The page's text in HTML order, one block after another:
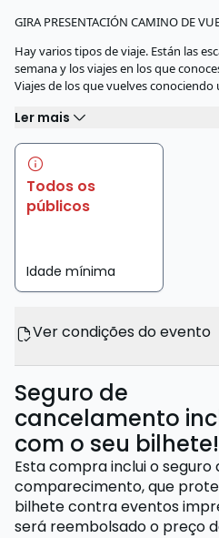
GIRA PRESENTACIÓN CAMINO DE
Hay varios tipos de viaje. Están las
semana y los viajes en los que
Viajes de los que vuelves
Ler mais
Todos os
públicos
Idade mínima
Ver condições do evento
Seguro de
cancelamento
com o seu bilhete!
Esta compra inclui o
comparecimento, que
bilhete contra eventos
será reembolsado o preço